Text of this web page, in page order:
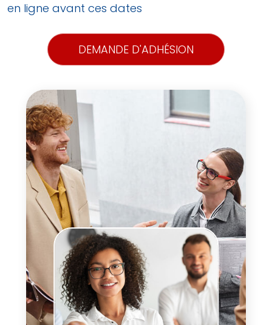
en ligne avant ces dates
DEMANDE D'ADHÉSION